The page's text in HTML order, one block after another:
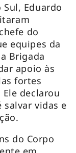
Eduardo
do
equipes da
Brigada
apoio às
fortes
declarou
vidas e
do Corpo